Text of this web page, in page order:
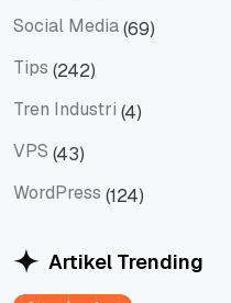
Social Media(69)
Tips (242)
Tren Industri (4)
VPS (43)
WordPress (124)
Artikel Trending